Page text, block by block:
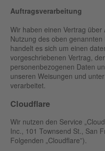
Auftragsverarbeitung
Wir haben einen Vertrag
Nutzung des oben
handelt es sich um einen
vorgeschriebenen Vertrag,
personenbezogenen Daten
unseren Weisungen und
verarbeitet.
Cloudflare
Wir nutzen den Service
Inc., 101 Townsend St., San
Folgenden „Cloudflare”).